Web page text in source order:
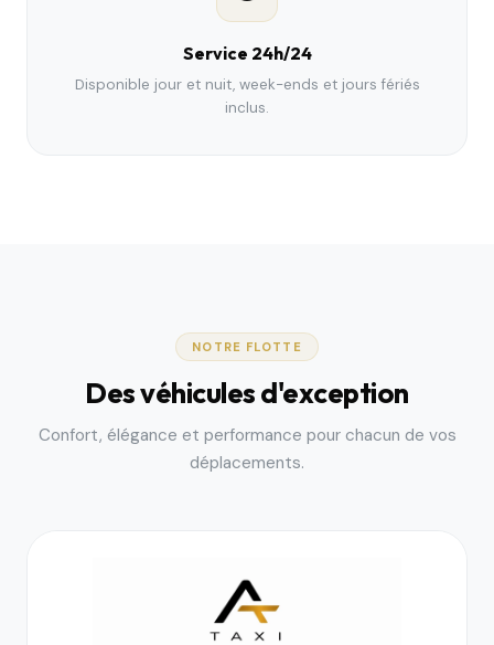
Service 24h/24
Disponible jour et nuit, week-ends et jours fériés
inclus.
NOTRE FLOTTE
Des véhicules d'exception
Confort, élégance et performance pour chacun de vos
déplacements.